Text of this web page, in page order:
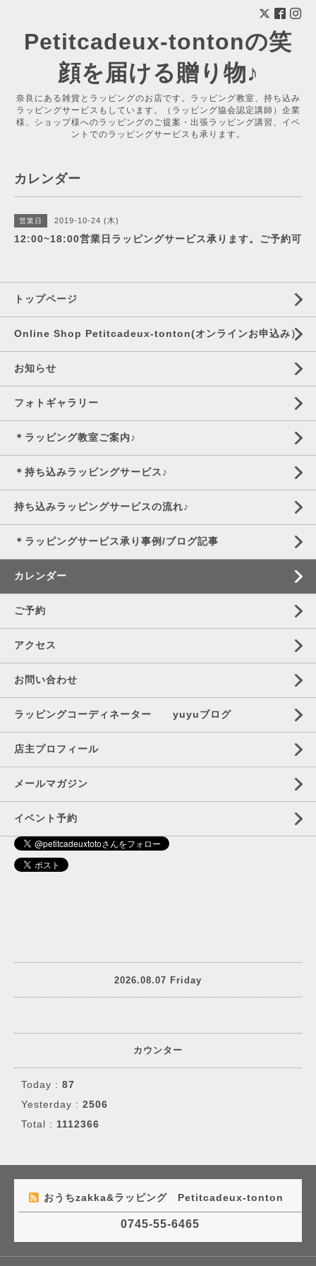
Petitcadeux-tontonの笑
顔を届ける贈り物♪
奈良にある雑貨とラッピングのお店です。ラッピング教室、持ち込み
ラッピングサービスもしています。（ラッピング協会認定講師）企業
様、ショップ様へのラッピングのご提案・出張ラッピング講習、イベ
ントでのラッピングサービスも承ります。
カレンダー
営業日 2019-10-24 (木)
12:00~18:00営業日ラッピングサービス承ります。ご予約可
トップページ
Online Shop Petitcadeux-tonton(オンラインお申込み）
お知らせ
フォトギャラリー
＊ラッピング教室ご案内♪
＊持ち込みラッピングサービス♪
持ち込みラッピングサービスの流れ♪
＊ラッピングサービス承り事例/ブログ記事
カレンダー
ご予約
アクセス
お問い合わせ
ラッピングコーディネーター yuyuブログ
店主プロフィール
メールマガジン
イベント予約
2026.08.07 Friday
カウンター
Today : 87
Yesterday : 2506
Total : 1112366
おうちzakka&ラッピング Petitcadeux-tonton
0745-55-6465